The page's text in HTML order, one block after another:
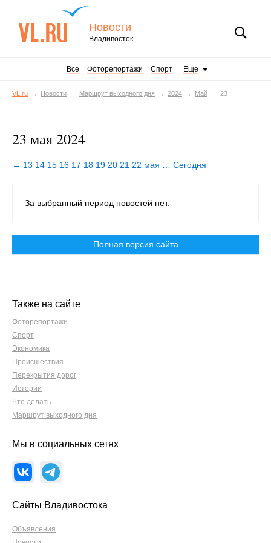
Новости
Владивосток
Все Фоторепортажи Спорт Еще
VL.ru Новости Маршрут выходного дня 2024 Май 23
23 мая 2024
← 13 14 15 16 17 18 19 20 21 22 мая Сегодня
За выбранный период новостей нет.
Полная версия сайта
Также на сайте
Фоторепортажи
Спорт
Экономика
Происшествия
Перекрытия дорог
Истории
Что делать
Маршрут выходного дня
Мы в социальных сетях
Сайты Владивостока
Объявления